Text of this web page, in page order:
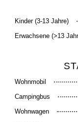
Kinder (3-13 Jahre)
Erwachsene (>13
Wohnmobil
Campingbus
Wohnwagen